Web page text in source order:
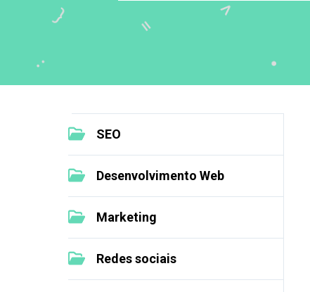
SEO
Desenvolvimento Web
Marketing
Redes sociais